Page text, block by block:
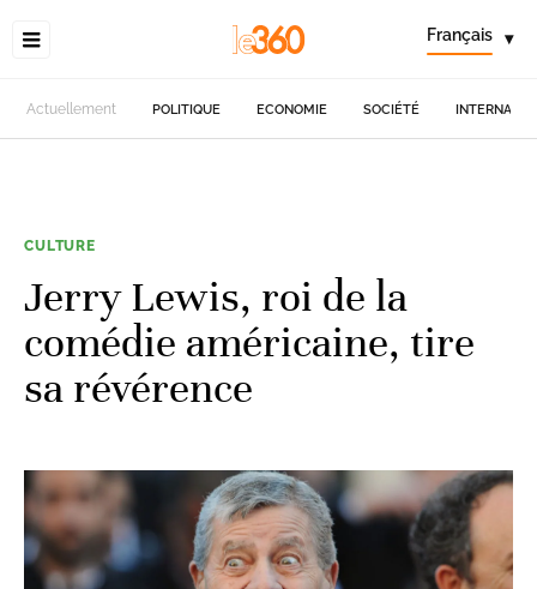
Français ▾
Actuellement POLITIQUE ECONOMIE SOCIÉTÉ
CULTURE
Jerry Lewis, roi de la
comédie américaine, tire
sa révérence